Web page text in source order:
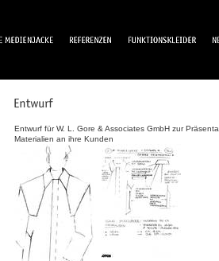
Entwurf für W. L. Gore & Associates GmbH zur
Materialien an ihre Kunden